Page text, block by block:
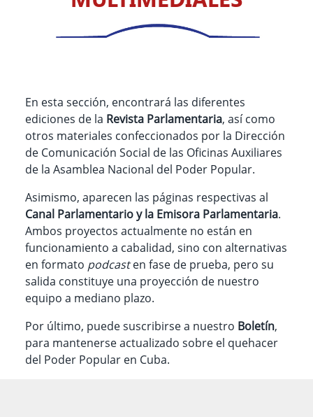
En esta sección, encontrará las diferentes
ediciones de la Revista Parlamentaria, así como
otros materiales confeccionados por la Dirección
de Comunicación Social de las Oficinas Auxiliares
de la Asamblea Nacional del Poder Popular.
Asimismo, aparecen las páginas respectivas al
Canal Parlamentario y la Emisora Parlamentaria.
Ambos proyectos actualmente no están en
funcionamiento a cabalidad, sino con alternativas
en formato podcasten fase de prueba, pero su
salida constituye una proyección de nuestro
equipo a mediano plazo.
Por último, puede suscribirse a nuestro Boletín,
para mantenerse actualizado sobre el quehacer
del Poder Popular en Cuba.